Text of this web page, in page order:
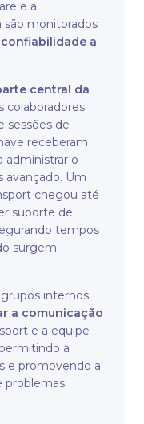
e a
são monitorados
a
central da
colaboradores
sessões de
receberam
administrar o
avançado. Um
chegou até
suporte de
tempos
surgem
internos
a comunicação
e a equipe
a
e promovendo a
problemas.